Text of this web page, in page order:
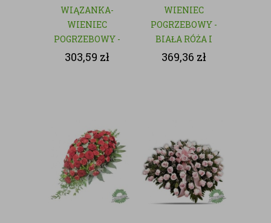
WIĄZANKA-
WIENIEC
POGRZEBOWY -
NATURALNY
303,59 zł
WIENIEC
POGRZEBOWY -
BIAŁA RÓŻA I
GOŹDZIK
369,36 zł